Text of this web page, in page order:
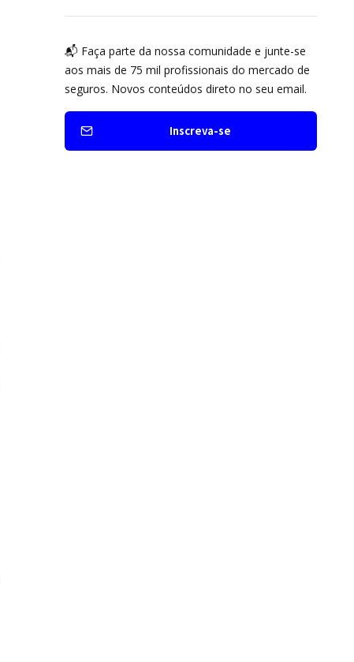
📬 Faça parte da nossa comunidade e junte-se
aos mais de 75 mil profissionais do mercado de
seguros. Novos conteúdos direto no seu email.
Inscreva-se